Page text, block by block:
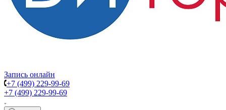
Запись онлайн
+7 (499) 229-99-69
+7 (499) 229-99-69